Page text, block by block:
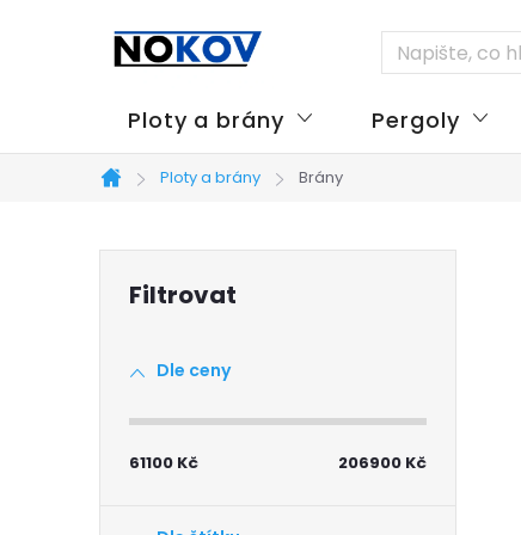
Ploty a brány Pergoly
Domů
Ploty a brány Brány
Dle ceny
61100 Kč 206900 Kč